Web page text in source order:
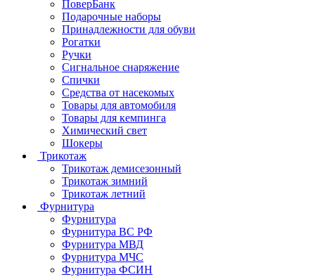
ПоверБанк
Подарочные наборы
Принадлежности для обуви
Рогатки
Ручки
Сигнальное снаряжение
Спички
Средства от насекомых
Товары для автомобиля
Товары для кемпинга
Химический свет
Шокеры
Трикотаж
Трикотаж демисезонный
Трикотаж зимний
Трикотаж летний
Фурнитура
Фурнитура
Фурнитура ВС РФ
Фурнитура МВД
Фурнитура МЧС
Фурнитура ФСИН